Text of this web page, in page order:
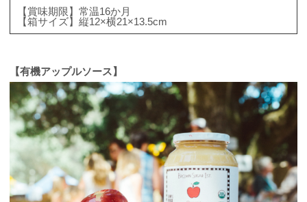
【賞味期限】常温16か月
【箱サイズ】縦12×横21×13.5cm
【有機アップルソース】